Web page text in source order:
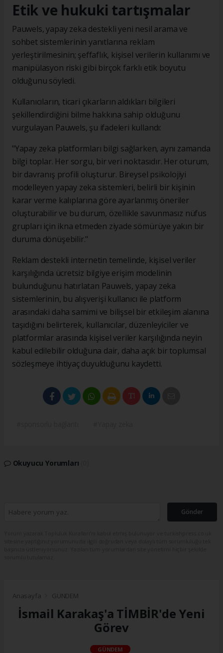
Etik ve hukuki tartışmalar
Pauwels, yapay zeka destekli yeni nesil arama ve
sohbet sistemlerinin yanıtlarına reklam
yerleştirilmesinin; şeffaflık, kişisel verilerin kullanımı ve
manipülasyon riski gibi birçok farklı etik boyutu
olduğunu söyledi.
Kullanıcıların, ticari çıkarların aldıkları bilgileri
şekillendirdiğini bilme hakkına sahip olduğunu
vurgulayan Pauwels, şu ifadeleri kullandı:
"Yapay zeka platformları bilgi sağlarken, aynı zamanda
bilgi toplar. Her sorgu, bir veri noktasıdır. Her oturum,
bir davranış profili oluşturur. Bireysel psikolojiyi
modelleyen yapay zeka sistemleri, belirli bir kişinin
karar verme kalıplarına göre ayarlanmış öneriler
oluşturabilir ve bu durum, özellikle savunmasız nüfus
grupları için ikna etmeden ziyade sömürüye yakın bir
duruma dönüşebilir."
Reklam destekli internetin temelinde, kişisel veriler
karşılığında ücretsiz bilgiye erişim modelinin
bulunduğunu hatırlatan Pauwels, yapay zeka
sistemlerinin, bu alışverişi kullanıcı ile platform
arasındaki daha samimi ve bilişsel bir etkileşim alanına
taşıdığını belirterek, kullanıcılar, düzenleyiciler ve
platformlar arasında kişisel veriler karşılığında neyin
kabul edilebilir olduğuna dair, daha açık bir toplumsal
sözleşmeye ihtiyaç duyulduğunu kaydetti.
Okuyucu Yorumları
Gönder
Anasayfa GÜNDEM
İsmail Karakaş'a TİMBİR'de Yeni
Görev
GÜNDEM